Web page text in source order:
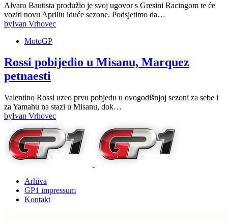
Alvaro Bautista produžio je svoj ugovor s Gresini Racingom te će
voziti novu Apriliu iduće sezone. Podsjetimo da…
byIvan Vrhovec
MotoGP
Rossi pobijedio u Misanu, Marquez
petnaesti
Valentino Rossi uzeo prvu pobjedu u ovogodišnjoj sezoni za sebe i
za Yamahu na stazi u Misanu, dok…
byIvan Vrhovec
Arhiva
GP1 impressum
Kontakt